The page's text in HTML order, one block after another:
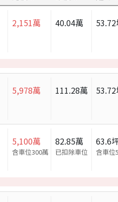
2,151萬 40.04萬 53.72
5,978萬 111.28萬 53.72
5,100萬
含車位300萬
82.85萬
已扣除車位
63.6
含車位